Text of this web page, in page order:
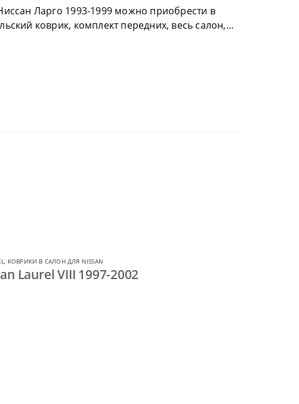
Ларго 1993-1999 можно приобрести в
коврик, комплект передних, весь салон,
, КОВРИКИ В САЛОН ДЛЯ NISSAN
Laurel VIII 1997-2002